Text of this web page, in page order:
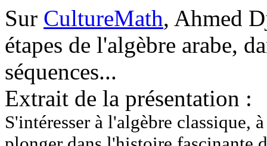
Sur CultureMath, Ahmed
étapes de l'algèbre arabe,
séquences...
Extrait de la présentation :
S'intéresser à l'algèbre classique,